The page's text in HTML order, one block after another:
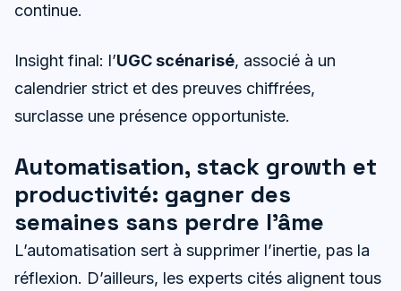
continue.
Insight final: l’UGC scénarisé, associé à un
calendrier strict et des preuves chiffrées,
surclasse une présence opportuniste.
Automatisation, stack growth et
productivité: gagner des
semaines sans perdre l’âme
L’automatisation sert à supprimer l’inertie, pas la
réflexion. D’ailleurs, les experts cités alignent tous